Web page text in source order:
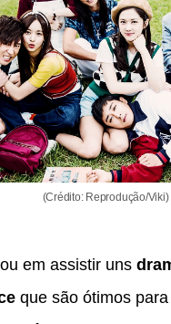
(Crédito: Reprodução/Viki)
em assistir uns
que são ótimos